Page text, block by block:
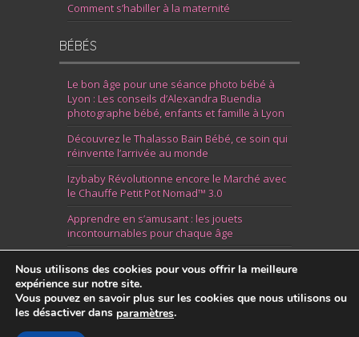
Comment s’habiller à la maternité
BÉBÉS
Le bon âge pour une séance photo bébé à
Lyon : Les conseils d’Alexandra Buendia
photographe bébé, enfants et famille à Lyon
Découvrez le Thalasso Bain Bébé, ce soin qui
réinvente l’arrivée au monde
Izybaby Révolutionne encore le Marché avec
le Chauffe Petit Pot Nomad™ 3.0
Apprendre en s’amusant : les jouets
incontournables pour chaque âge
Nous utilisons des cookies pour vous offrir la meilleure
expérience sur notre site.
Vous pouvez en savoir plus sur les cookies que nous utilisons ou
les désactiver dans paramètres.